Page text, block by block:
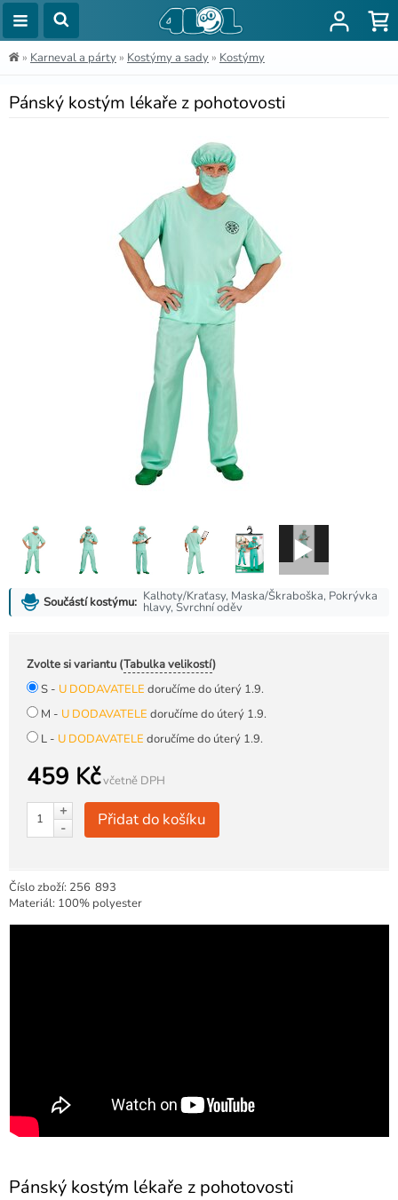
» Karneval a párty » Kostýmy a sady » Kostýmy
Pánský kostým lékaře z pohotovosti
Součástí kostýmu: Kalhoty/Kraťasy, Maska/Škraboška, Pokrývka
hlavy, Svrchní oděv
Zvolte si variantu (Tabulka velikostí)
S - U DODAVATELE doručíme do úterý 1.9.
M - U DODAVATELE doručíme do úterý 1.9.
L - U DODAVATELE doručíme do úterý 1.9.
459 Kčvčetně DPH
+
-
Přidat do košíku
Číslo zboží: 256 893
Materiál: 100% polyester
Pánský kostým lékaře z pohotovosti